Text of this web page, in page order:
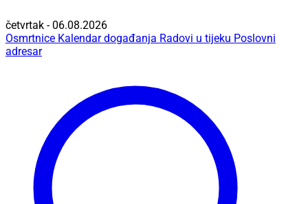
četvrtak - 06.08.2026
Osmrtnice Kalendar događanja Radovi u tijeku Poslovni
adresar